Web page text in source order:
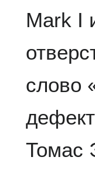
Mark I
слово
Томас